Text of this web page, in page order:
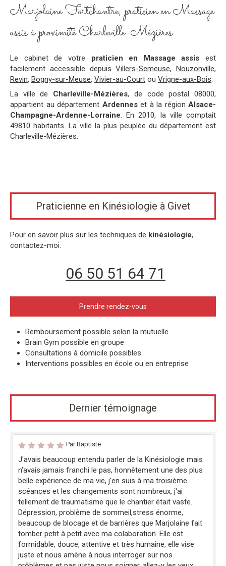
Marjolaine Fortchantre, praticien en Massage
assis à proximité Charleville-Mézières
Le cabinet de votre praticien en Massage assis est
facilement accessible depuisVillers-Semeuse, Nouzonville,
Revin, Bogny-sur-Meuse, Vivier-au-Court ou Vrigne-aux-Bois.
La ville de Charleville-Mézières, de code postal 08000,
appartient au département Ardenneset à la région Alsace-
Champagne-Ardenne-Lorraine. En 2010, la ville comptait
49810 habitants. La ville la plus peuplée du département est
Charleville-Mézières.
Praticienne en Kinésiologie à Givet
Pour en savoir plus sur les techniques de kinésiologie,
contactez-moi.
06 50 51 64 71
Prendre rendez-vous
Remboursement possible selon la mutuelle
Brain Gym possible en groupe
Consultations à domicile possibles
Interventions possibles en école ou en entreprise
Dernier témoignage
Par Baptiste
J'avais beaucoup entendu parler de la Kinésiologie mais
n'avais jamais franchi le pas, honnêtement une des plus
belle expérience de ma vie, j'en suis à ma troisième
scéances et les changements sont nombreux, j'ai
tellement de traumatisme que le chantier était vaste.
Dépression, problême de sommeil,stress énorme,
beaucoup de blocage et de barrières que Marjolaine fait
tomber petit à petit avec ma colaboration. Elle est
formidable, douce, attentive et très humaine, elle vise
juste et nous amène à nous interroger sur nos